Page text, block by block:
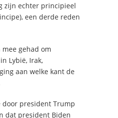
zijn echter principieel
een derde reden
gehad om
Lybië, Irak,
aan welke kant de
door president Trump
dat president Biden